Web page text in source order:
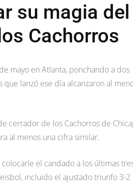
su magia del
Cachorros
mayo en Atlanta, ponchando a dos
lanzó ese día alcanzaron al
cerrador de los Cachorros de
al menos una cifra similar.
el candado a los últimas
incluido el ajustado triunfo 3-2